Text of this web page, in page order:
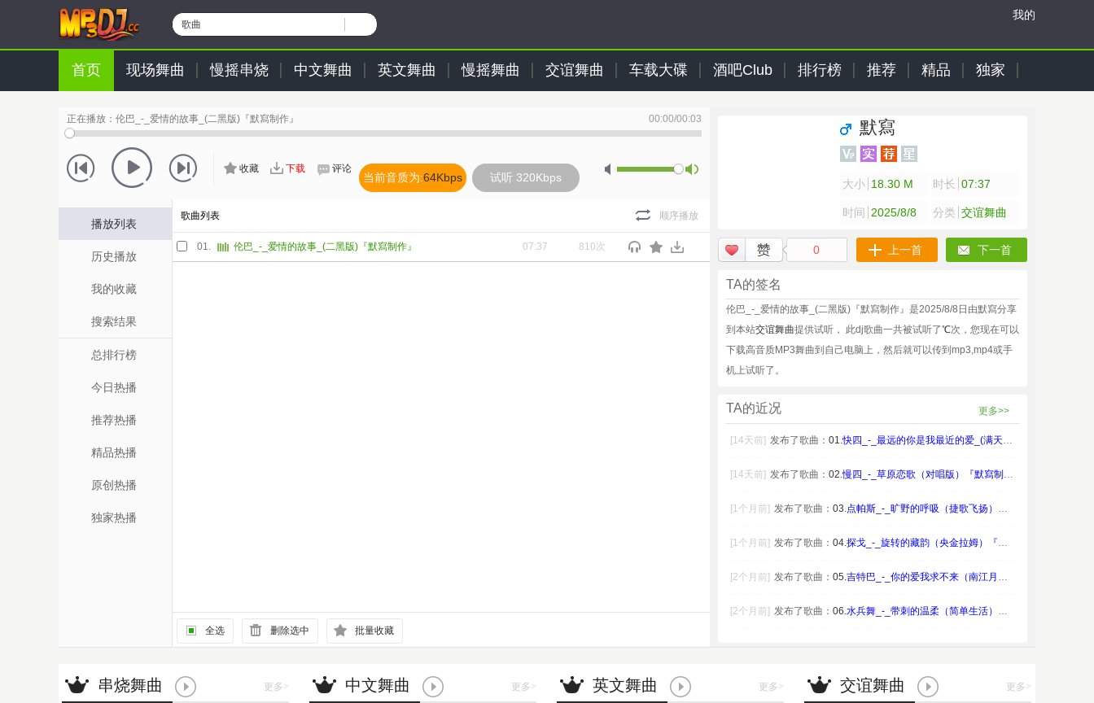
歌曲
我的
首页 现场舞曲 慢摇串烧 中文舞曲 英文舞曲 慢摇舞曲 交谊舞曲 车载大碟 酒吧Club 排行榜 推荐 精品 独家
正在播放： 伦巴_-_爱情的故事_(二黑版)『默寫制作』 00:00/00:03
收藏 下载 评论
当前音质为:64Kbps 试听 320Kbps
播放列表
历史播放
我的收藏
搜索结果
总排行榜
今日热播
推荐热播
精品热播
原创热播
独家热播
歌曲列表 顺序播放
01. 伦巴_-_爱情的故事_(二黑版)『默寫制作』 07:37 810次
全选 删除选中 批量收藏
默寫
大小 18.30 M 时长 07:37
时间 2025/8/8 分类 交谊舞曲
0 上一首 下一首
TA的签名
伦巴_-_爱情的故事_(二黑版)『默寫制作』是2025/8/8日由默寫分享
到本站交谊舞曲提供试听， 此dj歌曲一共被试听了℃次，您现在可以
下载高音质MP3舞曲到自己电脑上，然后就可以传到mp3,mp4或手
机上试听了。
TA的近况 更多>>
[14天前] 发布了歌曲： 01.快四_-_最远的你是我最近的爱_(满天星尘)
[14天前] 发布了歌曲： 02.慢四_-_草原恋歌（对唱版）『默寫制作』
[1个月前] 发布了歌曲： 03.点帕斯_-_旷野的呼吸（捷歌飞扬）『默寫制作
[1个月前] 发布了歌曲： 04.探戈_-_旋转的藏韵（央金拉姆）『默寫制作』
[2个月前] 发布了歌曲： 05.吉特巴_-_你的爱我求不来（南江月）『默寫制
[2个月前] 发布了歌曲： 06.水兵舞_-_带刺的温柔（简单生活）『默寫制作
串烧舞曲 更多>
中文舞曲 更多>
英文舞曲 更多>
交谊舞曲 更多>